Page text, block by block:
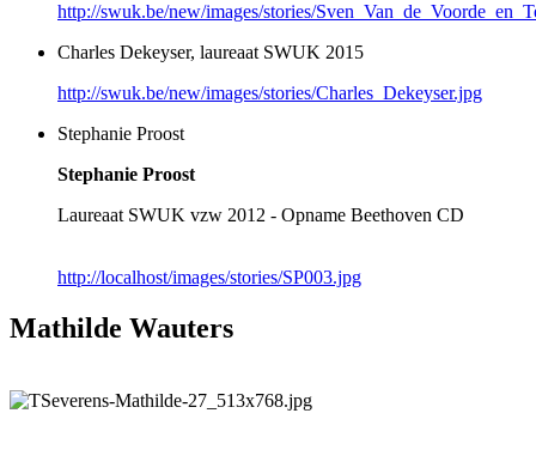
http://swuk.be/new/images/stories/
Charles Dekeyser, laureaat SWUK 2015
http://swuk.be/new/images/stories/Charles_Dekeyser.jpg
Stephanie Proost
Stephanie Proost
Laureaat SWUK vzw 2012 - Opname Beethoven CD
http://localhost/images/stories/SP003.jpg
Mathilde Wauters